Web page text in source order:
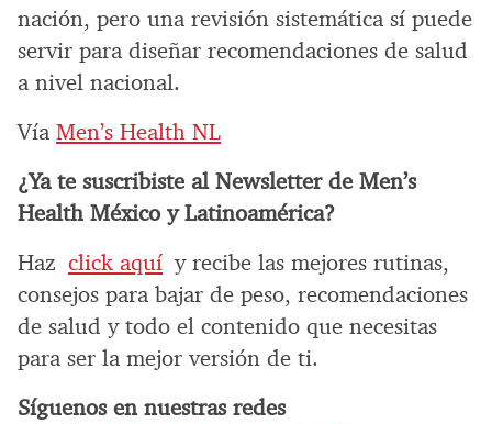
nación, pero una revisión sistemática sí puede
servir para diseñar recomendaciones de salud
a nivel nacional.
Vía Men’s Health NL
¿Ya te suscribiste al Newsletter de Men’s
Health México y Latinoamérica?
Haz click aquí y recibe las mejores rutinas,
consejos para bajar de peso, recomendaciones
de salud y todo el contenido que necesitas
para ser la mejor versión de ti.
Síguenos en nuestras redes